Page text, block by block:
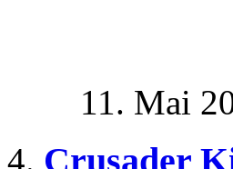
11. Mai
Crusader